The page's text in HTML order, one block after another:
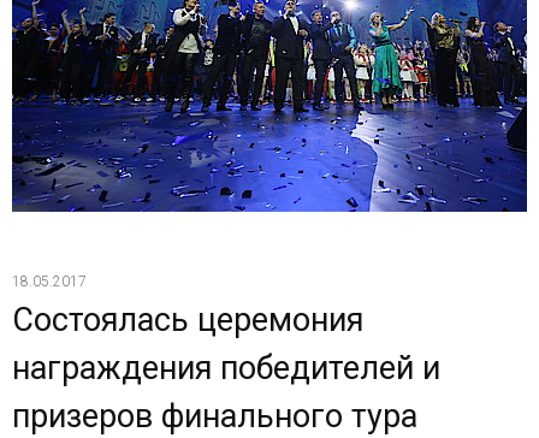
18.05.2017
Состоялась церемония
награждения победителей и
призеров финального тура